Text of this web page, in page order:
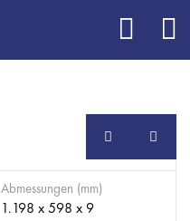
SB
Abmessungen (mm)
1.198 x 598 x 9